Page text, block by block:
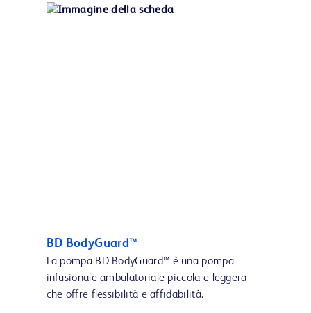
BD BodyGuard™
La pompa BD BodyGuard™ è una pompa
infusionale ambulatoriale piccola e leggera
che offre flessibilità e affidabilità.